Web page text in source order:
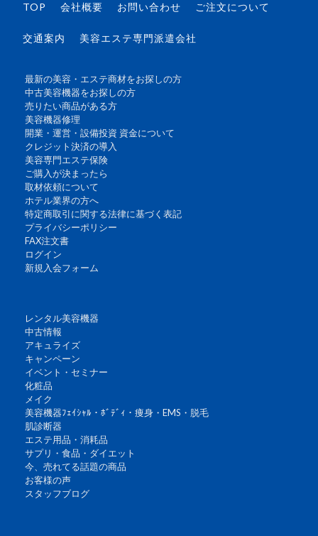
TOP 会社概要 お問い合わせ ご注文について
交通案内 美容エステ専門派遣会社
最新の美容・エステ商材をお探しの方
中古美容機器をお探しの方
売りたい商品がある方
美容機器修理
開業・運営・設備投資 資金について
クレジット決済の導入
美容専門エステ保険
ご購入が決まったら
取材依頼について
ホテル業界の方へ
特定商取引に関する法律に基づく表記
プライバシーポリシー
FAX注文書
ログイン
新規入会フォーム
レンタル美容機器
中古情報
アキュライズ
キャンペーン
イベント・セミナー
化粧品
メイク
美容機器ﾌｪｲｼｬﾙ・ﾎﾞﾃﾞｨ・痩身・EMS・脱毛
肌診断器
エステ用品・消耗品
サプリ・食品・ダイエット
今、売れてる話題の商品
お客様の声
スタッフブログ